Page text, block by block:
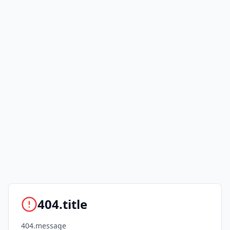
404.title
404.message